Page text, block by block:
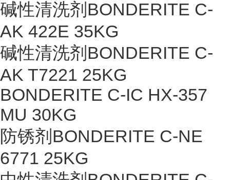
碱性清洗剂BONDERITE C-
AK 422E 35KG
碱性清洗剂BONDERITE C-
AK T7221 25KG
BONDERITE C-IC HX-357
MU 30KG
防锈剂BONDERITE C-NE
6771 25KG